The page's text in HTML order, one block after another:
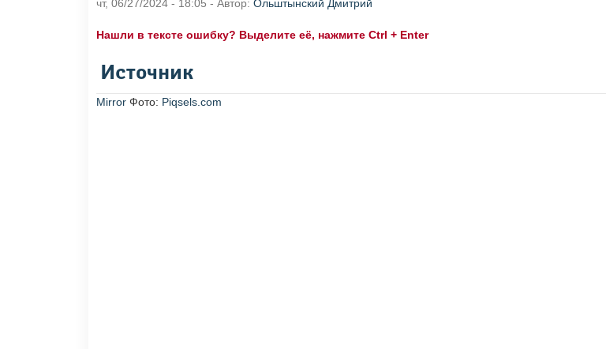
чт, 06/27/2024 - 18:05 - Автор: Ольштынский Дмитрий
Нашли в тексте ошибку? Выделите её, нажмите Ctrl + Enter
Источник
Mirror Фото: Piqsels.com